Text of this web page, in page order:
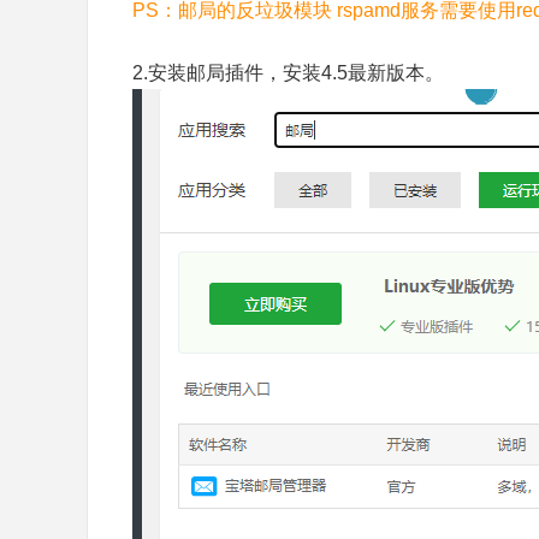
PS：邮局的反垃圾模块 rspamd服务需要使用
2.安装邮局插件，安装4.5最新版本。